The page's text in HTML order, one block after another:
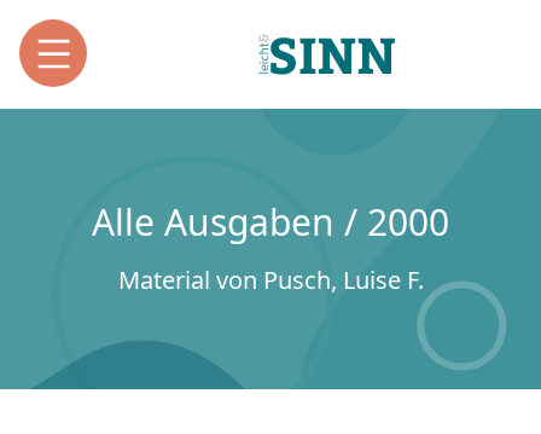
Alle Ausgaben / 2000
Material von Pusch, Luise F.